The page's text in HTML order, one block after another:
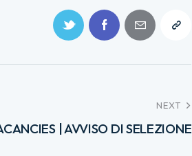
NEXT
| AVVISO DI SELEZIONE